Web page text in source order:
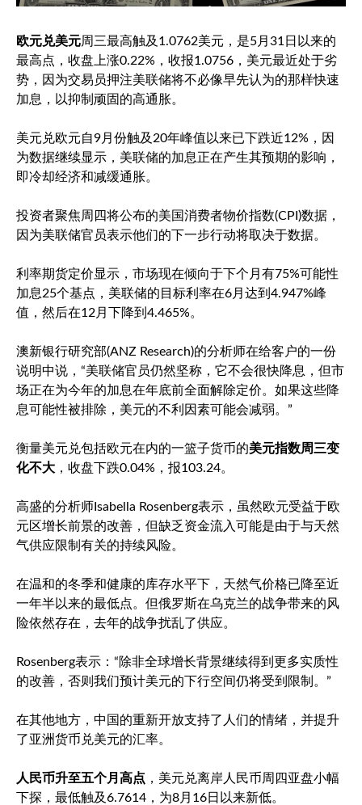
欧元兑美元周三最高触及1.0762美元，是5月31日以来的
最高点，收盘上涨0.22%，收报1.0756，美元最近处于劣
势，因为交易员押注美联储将不必像早先认为的那样快速
加息，以抑制顽固的高通胀。
美元兑欧元自9月份触及20年峰值以来已下跌近12%，因
为数据继续显示，美联储的加息正在产生其预期的影响，
即冷却经济和减缓通胀。
投资者聚焦周四将公布的美国消费者物价指数(CPI)数据，
因为美联储官员表示他们的下一步行动将取决于数据。
利率期货定价显示，市场现在倾向于下个月有75%可能性
加息25个基点，美联储的目标利率在6月达到4.947%峰
值，然后在12月下降到4.465%。
澳新银行研究部(ANZ Research)的分析师在给客户的一份
说明中说，“美联储官员仍然坚称，它不会很快降息，但市
场正在为今年的加息在年底前全面解除定价。如果这些降
息可能性被排除，美元的不利因素可能会减弱。”
衡量美元兑包括欧元在内的一篮子货币的美元指数周三变
化不大 ，收盘下跌0.04%，报103.24。
高盛的分析师Isabella Rosenberg表示，虽然欧元受益于欧
元区增长前景的改善，但缺乏资金流入可能是由于与天然
气供应限制有关的持续风险。
在温和的冬季和健康的库存水平下，天然气价格已降至近
一年半以来的最低点。但俄罗斯在乌克兰的战争带来的风
险依然存在，去年的战争扰乱了供应。
Rosenberg表示：“除非全球增长背景继续得到更多实质性
的改善，否则我们预计美元的下行空间仍将受到限制。”
在其他地方，中国的重新开放支持了人们的情绪，并提升
了亚洲货币兑美元的汇率。
人民币升至五个月高点 ， 美元兑离岸人民币周四亚盘小幅
下探，最低触及6.7614，为8月16日以来新低。